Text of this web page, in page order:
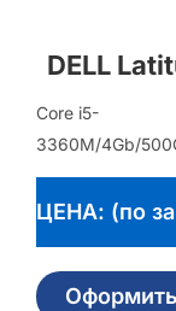
DELL
Core i5-
3360M/4Gb/
ЦЕНА: (по
Оформить